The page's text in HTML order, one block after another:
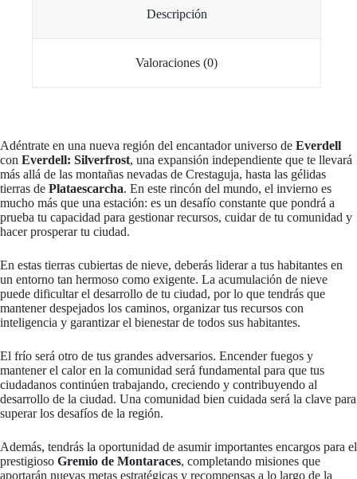
Descripción
Valoraciones (0)
Adéntrate en una nueva región del encantador universo de Everdell
con Everdell: Silverfrost, una expansión independiente que te llevará
más allá de las montañas nevadas de Crestaguja, hasta las gélidas
tierras de Plataescarcha. En este rincón del mundo, el invierno es
mucho más que una estación: es un desafío constante que pondrá a
prueba tu capacidad para gestionar recursos, cuidar de tu comunidad y
hacer prosperar tu ciudad.
En estas tierras cubiertas de nieve, deberás liderar a tus habitantes en
un entorno tan hermoso como exigente. La acumulación de nieve
puede dificultar el desarrollo de tu ciudad, por lo que tendrás que
mantener despejados los caminos, organizar tus recursos con
inteligencia y garantizar el bienestar de todos sus habitantes.
El frío será otro de tus grandes adversarios. Encender fuegos y
mantener el calor en la comunidad será fundamental para que tus
ciudadanos continúen trabajando, creciendo y contribuyendo al
desarrollo de la ciudad. Una comunidad bien cuidada será la clave para
superar los desafíos de la región.
Además, tendrás la oportunidad de asumir importantes encargos para el
prestigioso Gremio de Montaraces, completando misiones que
aportarán nuevas metas estratégicas y recompensas a lo largo de la